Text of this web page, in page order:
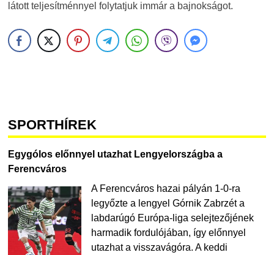
látott teljesítménnyel folytatjuk immár a bajnokságot.
SPORTHÍREK
Egygólos előnnyel utazhat Lengyelországba a
Ferencváros
A Ferencváros hazai pályán 1-0-ra
legyőzte a lengyel Górnik Zabrzét a
labdarúgó Európa-liga selejtezőjének
harmadik fordulójában, így előnnyel
utazhat a visszavágóra. A keddi